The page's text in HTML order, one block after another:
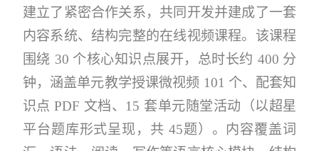
建立了紧密合作关系，共同开发并建成了一套
内容系统、结构完整的在线视频课程。该课程
围绕 30 个核心知识点展开，总时长约 400 分
钟，涵盖单元教学授课微视频 101 个、配套知
识点 PDF 文档、15 套单元随堂活动（以超星
平台题库形式呈现，共 45题）。内容覆盖词